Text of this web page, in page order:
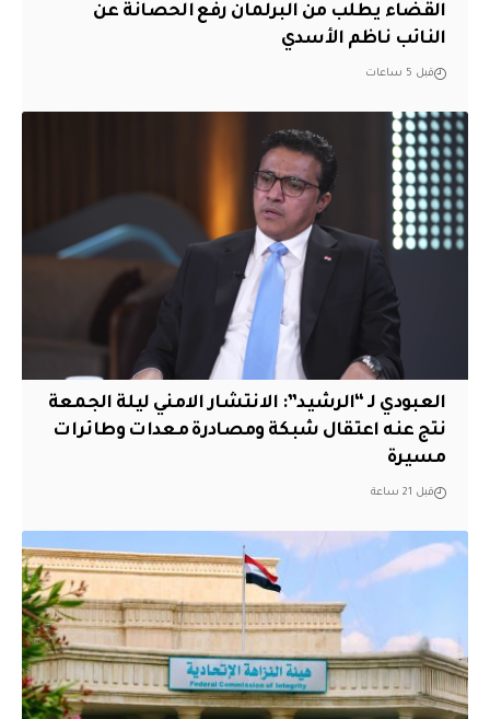
القضاء يطلب من البرلمان رفع الحصانة عن
النائب ناظم الأسدي
قبل 5 ساعات
العبودي لـ “الرشيد”: الانتشار الامني ليلة الجمعة
نتج عنه اعتقال شبكة ومصادرة معدات وطائرات
مسيرة
قبل 21 ساعة